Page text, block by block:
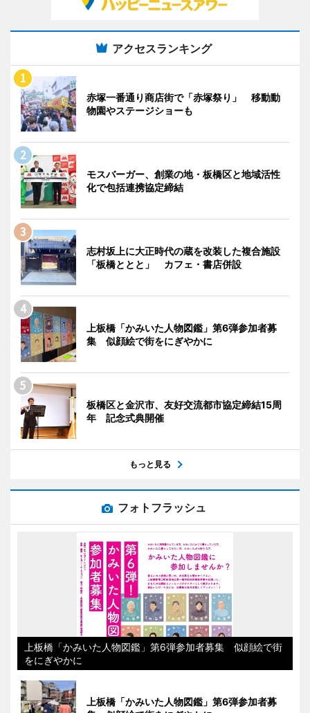
アクセスランキング
赤塚一番通り商店街で「赤塚祭り」 移動動
物園やステージショーも
モスバーガー、創業の地・板橋区と地域活性
化で包括連携協定締結
志村坂上に大正時代の蔵を改装した複合施設
「板橋ととと」 カフェ・書店併設
上板橋「かみいた人物図鑑」第6弾参加者募
集 似顔絵で街をにぎやかに
板橋区と金沢市、友好交流都市協定締結15周
年 記念式典開催
もっと見る
フォトフラッシュ
上板橋「かみいた人物図鑑」第6弾参加者募集 似顔絵で街
をにぎやかに
上板橋「かみいた人物図鑑」第6弾参加者募